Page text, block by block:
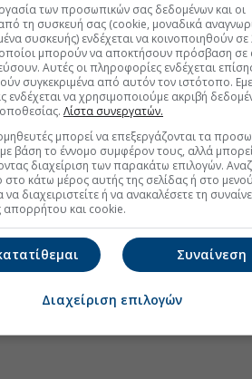
Ποια είναι τα ψιλά γράμματα
(08:12 08/08/
αξία (08:11 08/08/2026)
του
των προσωπικών σας δεδομένων και οι
τη συσκευή σας (cookie, μοναδικά
συσκευής) ενδέχεται να κοινοποιηθούν σε
μπορούν να αποκτήσουν πρόσβαση σε
Αυτές οι πληροφορίες ενδέχεται
συγκεκριμένα από αυτόν τον ιστότοπο.
ενδέχεται να χρησιμοποιούμε ακριβή
Λίστα συνεργατών.
μπορεί να επεξεργάζονται τα
βάση το έννομο συμφέρον τους, αλλά
διαχείριση των παρακάτω επιλογών.
στο κάτω μέρος αυτής της σελίδας ή στο
να διαχειριστείτε ή να ανακαλέσετε τη
απορρήτου και cookie.
Συναίνεση
Διαχείριση επιλογών